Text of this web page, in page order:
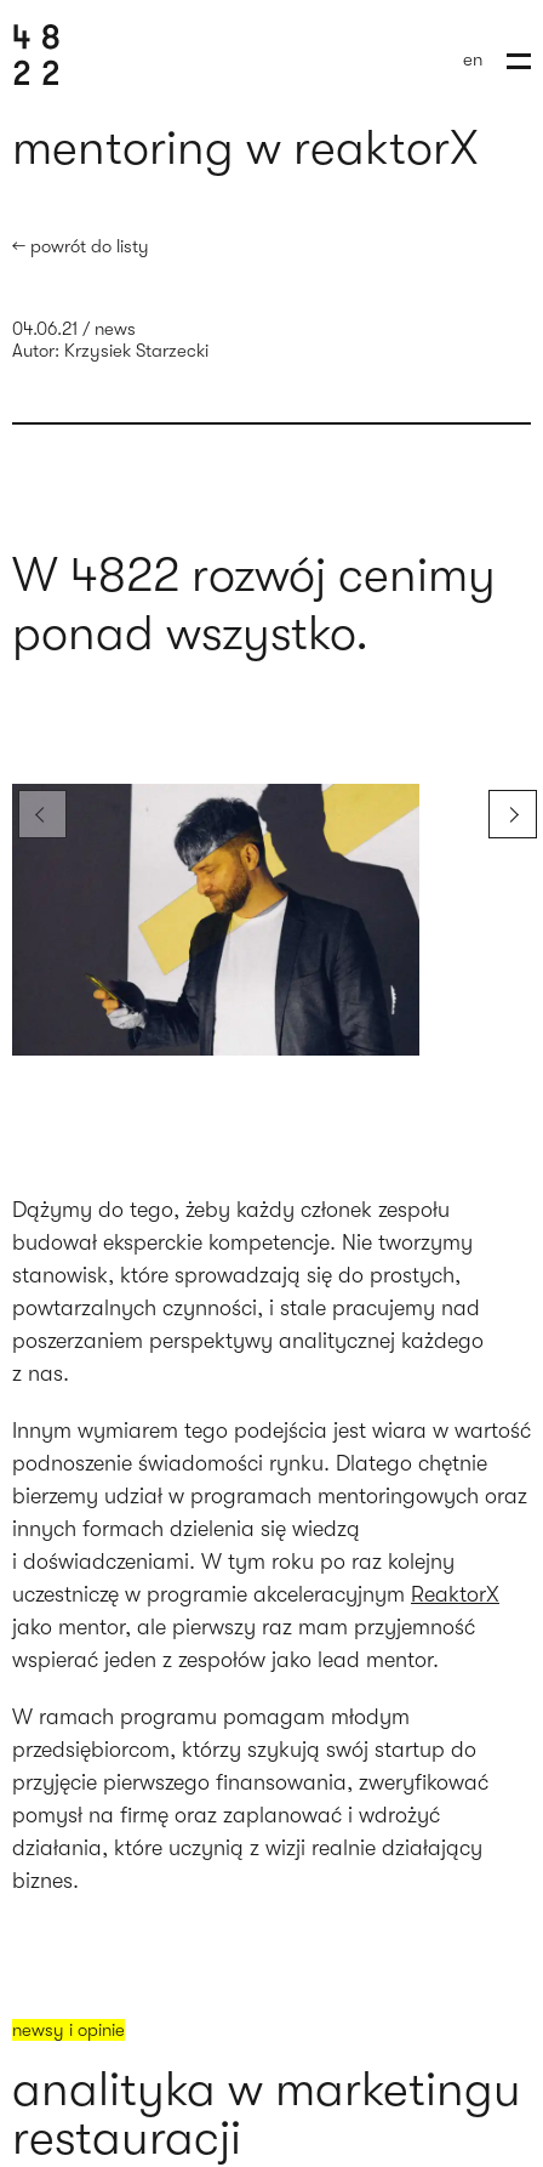
en
mentoring w reaktorX
← powrót do listy
04.06.21 / news
Autor: Krzysiek Starzecki
W 4822 rozwój cenimy
ponad wszystko.
Dążymy do tego, żeby każdy członek zespołu
budował eksperckie kompetencje. Nie tworzymy
stanowisk, które sprowadzają się do prostych,
powtarzalnych czynności, i stale pracujemy nad
poszerzaniem perspektywy analitycznej każdego
z nas.
Innym wymiarem tego podejścia jest wiara w wartość
podnoszenie świadomości rynku. Dlatego chętnie
bierzemy udział w programach mentoringowych oraz
innych formach dzielenia się wiedzą
i doświadczeniami. W tym roku po raz kolejny
uczestniczę w programie akceleracyjnym ReaktorX
jako mentor, ale pierwszy raz mam przyjemność
wspierać jeden z zespołów jako lead mentor.
W ramach programu pomagam młodym
przedsiębiorcom, którzy szykują swój startup do
przyjęcie pierwszego finansowania, zweryfikować
pomysł na firmę oraz zaplanować i wdrożyć
działania, które uczynią z wizji realnie działający
biznes.
newsy i opinie
analityka w marketingu
restauracji